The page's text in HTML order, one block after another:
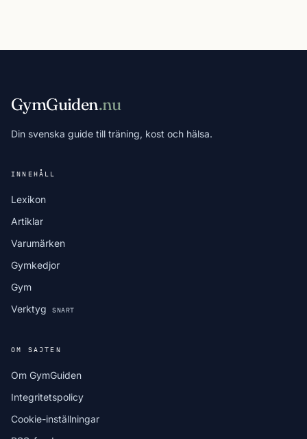
GymGuiden.nu
Din svenska guide till träning, kost och hälsa.
INNEHÅLL
Lexikon
Artiklar
Varumärken
Gymkedjor
Gym
Verktyg
SNART
OM SAJTEN
Om GymGuiden
Integritetspolicy
Cookie-inställningar